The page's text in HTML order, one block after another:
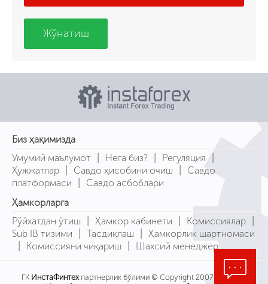
Жўнатиш
Биз ҳақимизда
Умумий маълумот
| Нега биз? | Регуляция |
Ҳужжатлар | Савдо ҳисобини очиш |
Савдо
платформаси
|
Савдо асбоблари
Ҳамкорларга
Рўйхатдан ўтиш
| Ҳамкор кабинети | Комиссиялар |
Sub IB тизими | Тасдиқлаш | Ҳамкорлик шартномаси
| Комиссияни чиқариш | Шахсий менеджер
ГК ИнстаФинтех партнерлик бўлими © Copyright 2007-2026